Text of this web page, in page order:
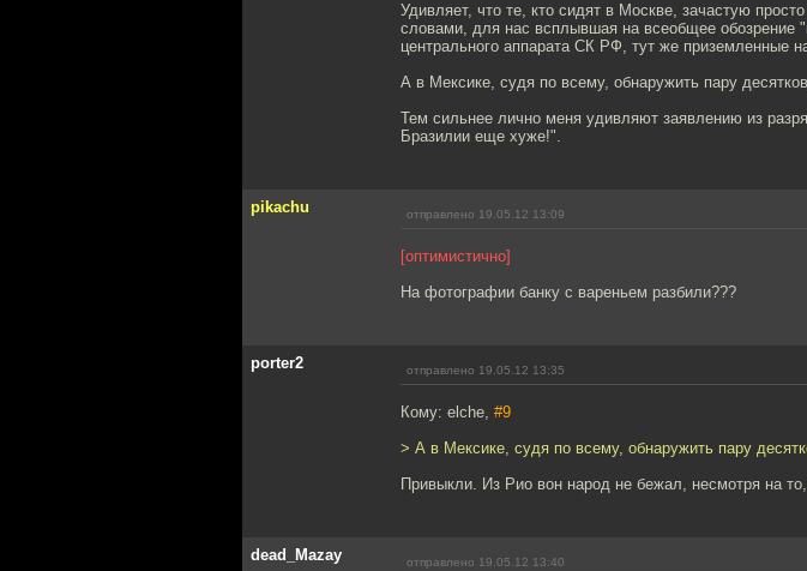
Удивляет, что те, кто сидят в Москве, зачастую
словами, для нас всплывшая на всеобщее обозрение
центрального аппарата СК РФ, тут же приземленные
А в Мексике, судя по всему, обнаружить пару
Тем сильнее лично меня удивляют заявлению из
Бразилии еще хуже!".
pikachu отправлено 19.05.12 13:09
[оптимистично]
На фотографии банку с вареньем разбили???
porter2 отправлено 19.05.12 13:35
Кому: elche, #9
> А в Мексике, судя по всему, обнаружить пару
Привыкли. Из Рио вон народ не бежал, несмотря на
dead_Mazay отправлено 19.05.12 13:40